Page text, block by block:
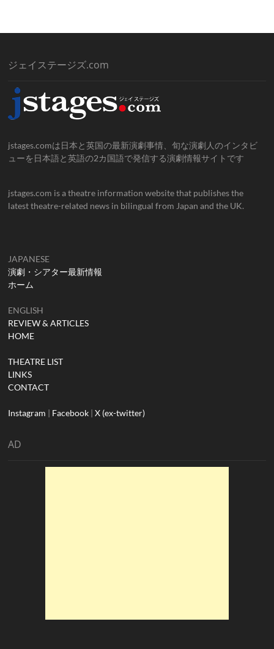
ジェイステージズ.com
jstages.comは日本と英国の最新演劇事情、旬な演劇人のインタビ
ューを日本語と英語の2カ国語で発信する演劇情報サイトです
jstages.com is a theatre information website that publishes the
latest theatre-related news in bilingual from Japan and the UK.
JAPANESE
演劇・シアター最新情報
ホーム
ENGLISH
REVIEW & ARTICLES
HOME
THEATRE LIST
LINKS
CONTACT
Instagram | Facebook |X (ex-twitter)
AD